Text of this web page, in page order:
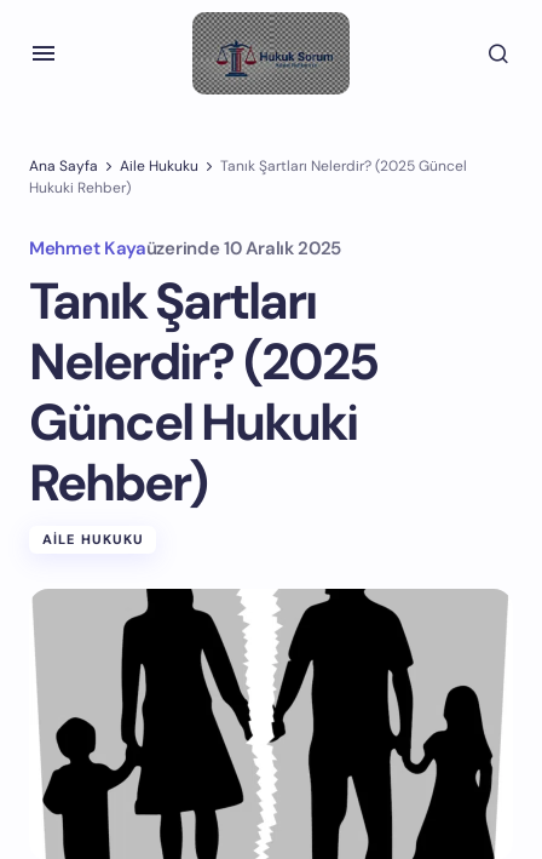
Ana Sayfa Aile Hukuku
Tanık Şartları Nelerdir? (2025 Güncel
Hukuki Rehber)
Mehmet Kayaüzerinde 10 Aralık 2025
Tanık Şartları
Nelerdir? (2025
Güncel Hukuki
Rehber)
AILE HUKUKU